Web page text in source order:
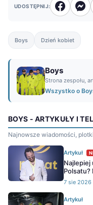
UDOSTĘPNIJ:
Boys Dzień kobiet
Boys
Strona zespołu,
Wszystko o
BOYS - ARTYKUŁY I
Najnowsze wiadomości,
Artykuł
Najlepiej
Polsatu?
7 sie 2026
Artykuł